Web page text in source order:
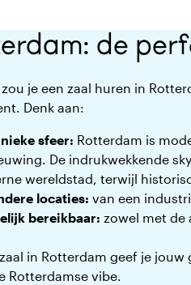
de
je een zaal huren in
Denk aan:
sfeer: Rotterdam is
De indrukwekkende
wereldstad, terwijl
locaties: van een
bereikbaar: zowel met de
in Rotterdam geef je
Rotterdamse vibe.